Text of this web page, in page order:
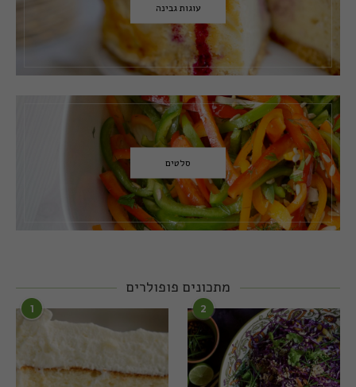
עוגות גבינה
סלטים
מתכונים פופולרים
1 2